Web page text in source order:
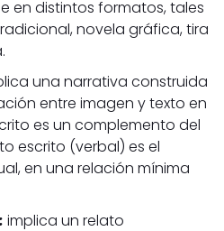
en distintos formatos, tales
novela gráfica, tira
una narrativa construida
entre imagen y texto en
es un complemento del
escrito (verbal) es el
en una relación mínima
implica un relato